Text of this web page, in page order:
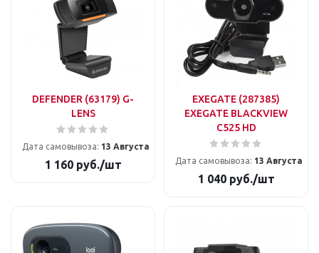
DEFENDER (63179) G-
LENS
Дата самовывоза: 13 Августа
1 160руб./шт
EXEGATE (287385)
EXEGATE BLACKVIEW
C525 HD
Дата самовывоза: 13 Августа
1 040руб./шт